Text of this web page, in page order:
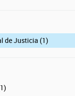
de Justicia (1)